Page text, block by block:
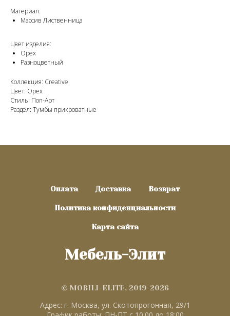
Материал:
Массив Лиственница
Цвет изделия:
Орех
Разноцветный
Коллекция: Creative
Цвет: Орех
Стиль: Поп-Арт
Раздел: Тумбы прикроватные
Оплата Доставка Возврат
Политика конфиденциальности
Карта сайта
Мебель-Элит
© MOBILI-ELITE, 2019-2026
Адрес: г. Москва, ул. Скотопрогонная, 29/1